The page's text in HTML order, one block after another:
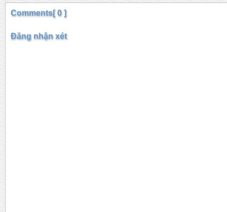
Comments[ 0 ]
Đăng nhận xét